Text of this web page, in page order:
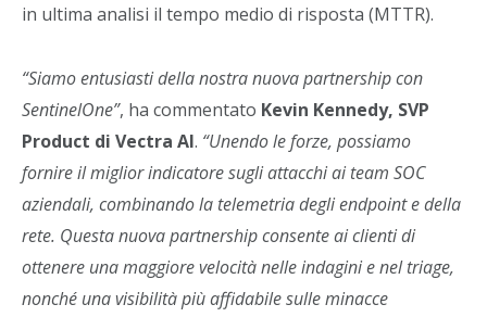
in ultima analisi il tempo medio di risposta (MTTR).
“Siamo entusiasti della nostra nuova partnership con
SentinelOne”, ha commentato Kevin Kennedy, SVP
Product di Vectra AI. “Unendo le forze, possiamo
fornire il miglior indicatore sugli attacchi ai team SOC
aziendali, combinando la telemetria degli endpoint e della
rete. Questa nuova partnership consente ai clienti di
ottenere una maggiore velocità nelle indagini e nel triage,
nonché una visibilità più affidabile sulle minacce